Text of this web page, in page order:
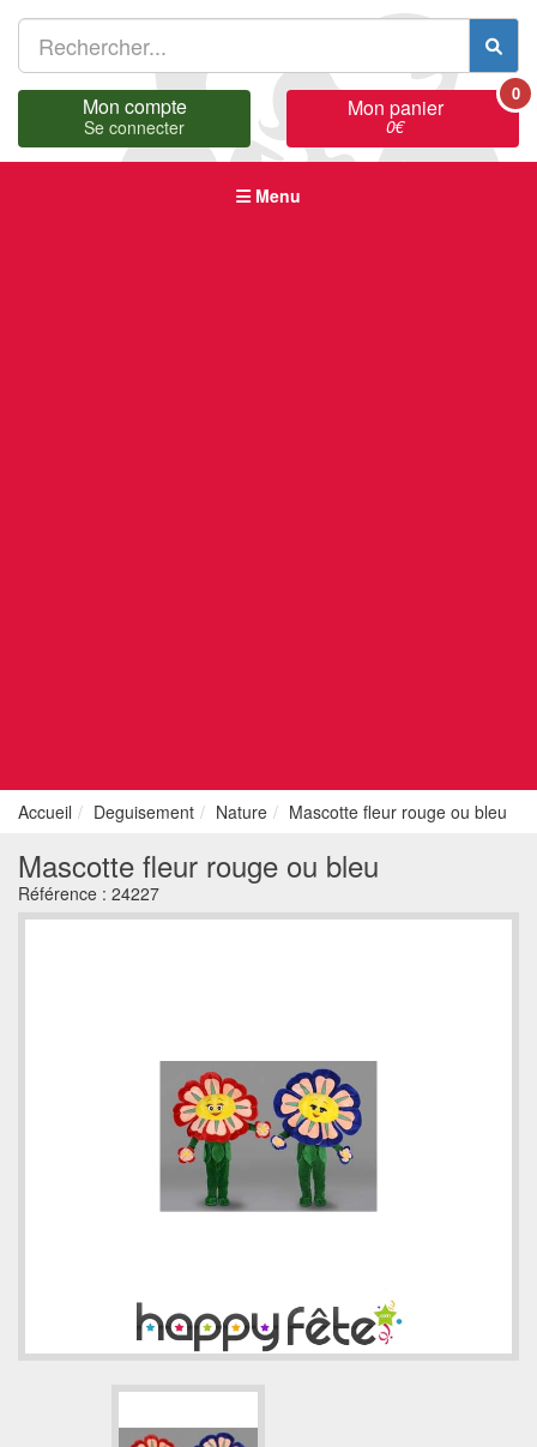
Mon compte
Se connecter
Mon panier
0€
0
Menu
Accueil Deguisement Nature Mascotte fleur rouge ou bleu
Mascotte fleur rouge ou bleu
Référence : 24227